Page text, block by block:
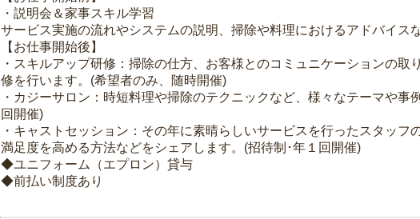
・説明会＆家事スキル学習
サービス実施の流れやシステムの説明、掃除や料理におけるアドバイス
【お仕事開始後】
・スキルアップ研修：掃除の仕方、お客様とのコミュニケーションの
修を行います。(希望者のみ、随時開催)
・カジーサロン：時短料理や掃除のテクニックなど、様々なテーマや事
回開催)
・キャストセッション：その年に素晴らしいサービスを行ったスタッ
満足度を高める方法などをシェアします。(招待制･年１回開催)
◆ユニフォーム（エプロン）貸与
◆前払い制度あり